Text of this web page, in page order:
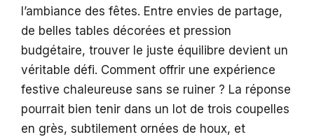
l’ambiance des fêtes. Entre envies de partage,
de belles tables décorées et pression
budgétaire, trouver le juste équilibre devient un
véritable défi. Comment offrir une expérience
festive chaleureuse sans se ruiner ? La réponse
pourrait bien tenir dans un lot de trois coupelles
en grès, subtilement ornées de houx, et